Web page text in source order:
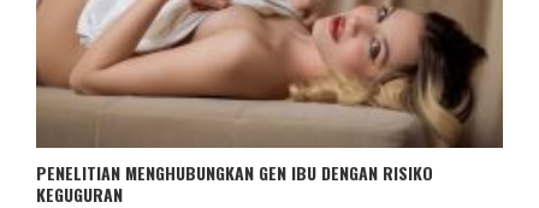
PENELITIAN MENGHUBUNGKAN GEN IBU DENGAN RISIKO
KEGUGURAN